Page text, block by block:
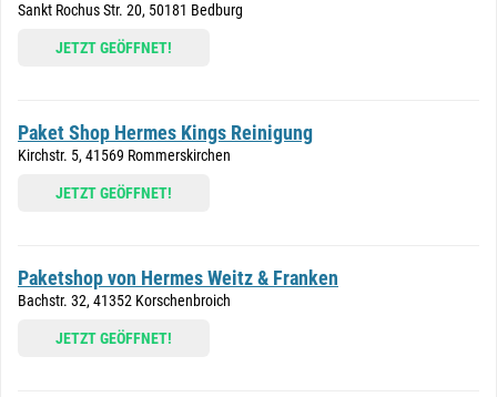
Sankt Rochus Str. 20, 50181 Bedburg
JETZT GEÖFFNET!
Paket Shop Hermes Kings Reinigung
Kirchstr. 5, 41569 Rommerskirchen
JETZT GEÖFFNET!
Paketshop von Hermes Weitz & Franken
Bachstr. 32, 41352 Korschenbroich
JETZT GEÖFFNET!